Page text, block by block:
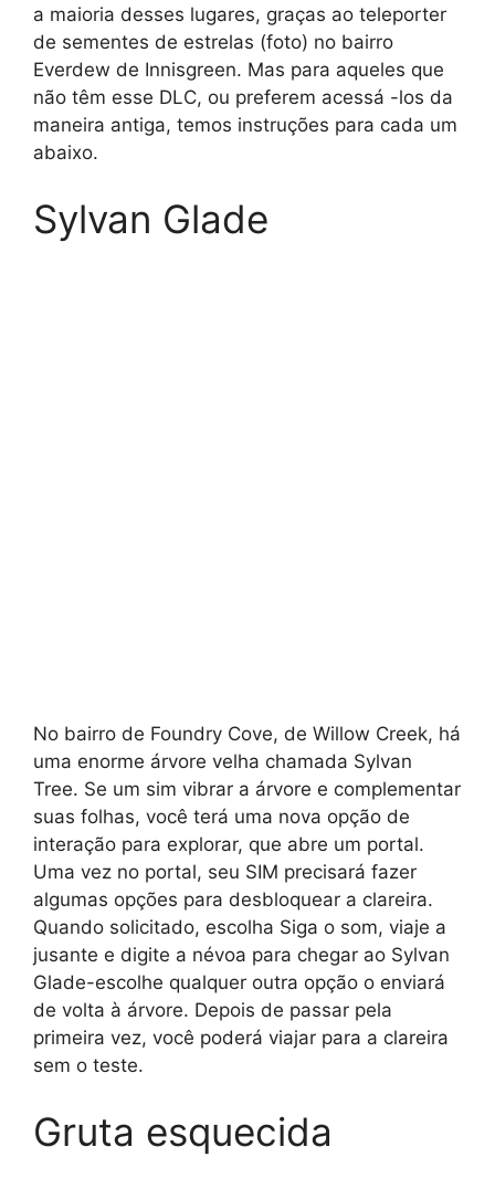
a maioria desses lugares, graças ao teleporter
de sementes de estrelas (foto) no bairro
Everdew de Innisgreen. Mas para aqueles que
não têm esse DLC, ou preferem acessá -los da
maneira antiga, temos instruções para cada um
abaixo.
Sylvan Glade
No bairro de Foundry Cove, de Willow Creek, há
uma enorme árvore velha chamada Sylvan
Tree. Se um sim vibrar a árvore e complementar
suas folhas, você terá uma nova opção de
interação para explorar, que abre um portal.
Uma vez no portal, seu SIM precisará fazer
algumas opções para desbloquear a clareira.
Quando solicitado, escolha Siga o som, viaje a
jusante e digite a névoa para chegar ao Sylvan
Glade-escolhe qualquer outra opção o enviará
de volta à árvore. Depois de passar pela
primeira vez, você poderá viajar para a clareira
sem o teste.
Gruta esquecida